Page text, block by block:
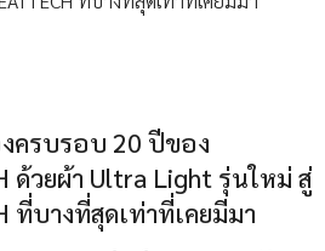
ครบรอบ 20 ปีของ
ด้วยผ้า Ultra Light รุ่นใหม่ สู่
ที่บางที่สุดเท่าที่เคยมีมา